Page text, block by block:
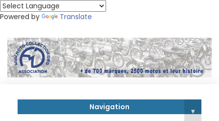
Powered by Translate
Navigation ▾